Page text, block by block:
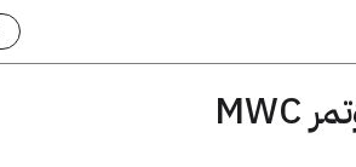
سوني تعلن عن هاتفها الجديد Sony Xperia M2 في مؤتمر MWC